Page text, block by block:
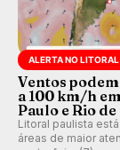
ALERTA NO LITORAL
Ventos
a 100 km/h
Paulo e Rio
Litoral paulista
áreas de maior